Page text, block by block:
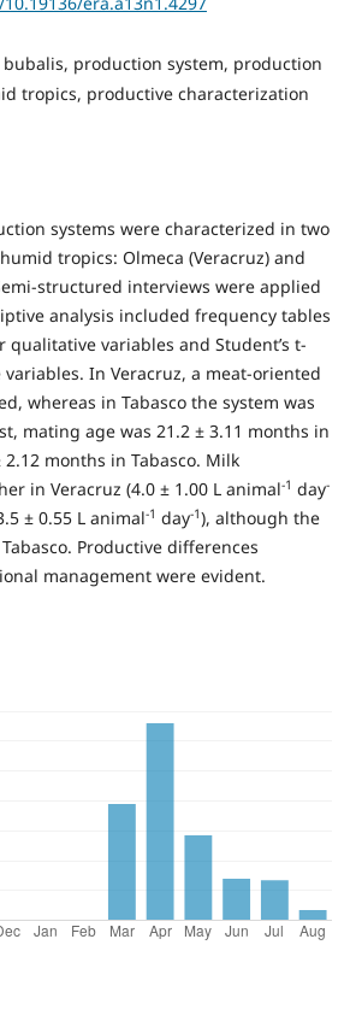
bubalis, production system, production
tropics, productive characterization
systems were characterized in two
tropics: Olmeca (Veracruz) and
structured interviews were applied
analysis included frequency tables
qualitative variables and Student’s t-
In Veracruz, a meat-oriented
whereas in Tabasco the system was
mating age was 21.2 ± 3.11 months in
months in Tabasco. Milk
in Veracruz (4.0 ± 1.00 L animal-1 day-
± 0.55 L animal-1 day-1), although the
Productive differences
management were evident.